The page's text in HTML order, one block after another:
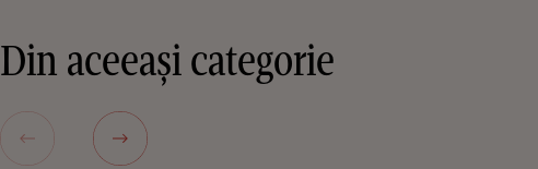
Din aceeași categorie